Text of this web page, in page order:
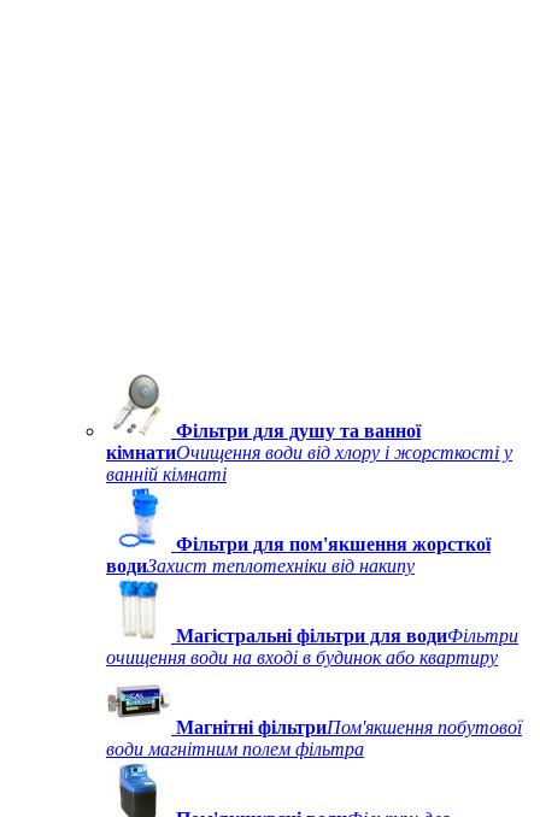
Фільтри для душу та ванної
кімнатиОчищення води від хлору і жорсткості у
ванній кімнаті
Фільтри для пом'якшення жорсткої
водиЗахист теплотехніки від накипу
Магістральні фільтри для водиФільтри
очищення води на вході в будинок або квартиру
Магнітні фільтриПом'якшення побутової
води магнітним полем фільтра